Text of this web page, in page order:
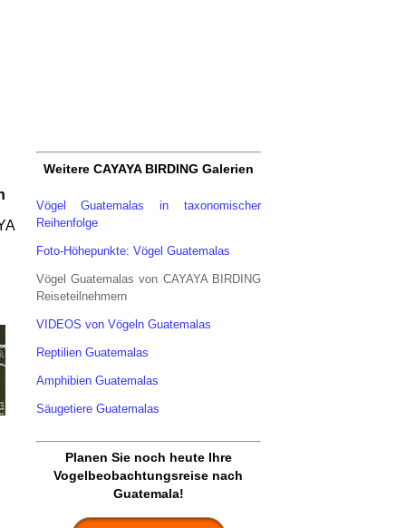
Weitere CAYAYA BIRDING Galerien
Vögel Guatemalas in taxonomischer
Reihenfolge
Foto-Höhepunkte: Vögel Guatemalas
Vögel Guatemalas von CAYAYA BIRDING
Reiseteilnehmern
VIDEOS von Vögeln Guatemalas
Reptilien Guatemalas
Amphibien Guatemalas
Säugetiere Guatemalas
Planen Sie noch heute Ihre
Vogelbeobachtungsreise nach
Guatemala!